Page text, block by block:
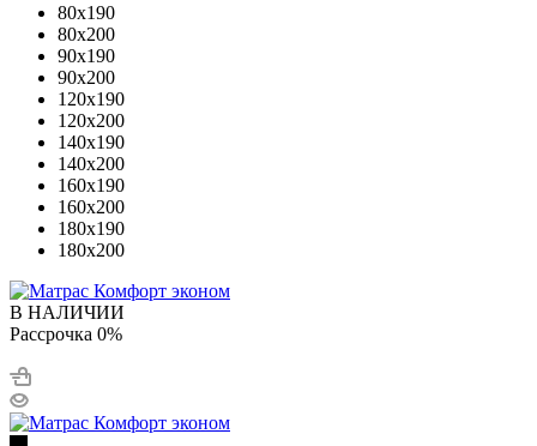
80x190
80x200
90x190
90x200
120x190
120x200
140x190
140x200
160x190
160x200
180x190
180x200
В НАЛИЧИИ
Рассрочка 0%